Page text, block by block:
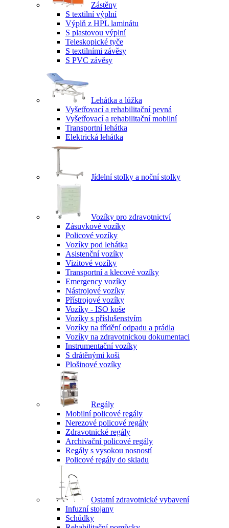
Zástěny
S textilní výplní
Výplň z HPL laminátu
S plastovou výplní
Teleskopické tyče
S textilními závěsy
S PVC závěsy
Lehátka a lůžka
Vyšetřovací a rehabilitační pevná
Vyšetřovací a rehabilitační mobilní
Transportní lehátka
Elektrická lehátka
Jídelní stolky a noční stolky
Vozíky pro zdravotnictví
Zásuvkové vozíky
Policové vozíky
Vozíky pod lehátka
Asistenční vozíky
Vizitové vozíky
Transportní a klecové vozíky
Emergency vozíky
Nástrojové vozíky
Přístrojové vozíky
Vozíky - ISO koše
Vozíky s příslušenstvím
Vozíky na třídění odpadu a prádla
Vozíky na zdravotnickou dokumentaci
Instrumentační vozíky
S drátěnými koši
Plošinové vozíky
Regály
Mobilní policové regály
Nerezové policové regály
Zdravotnické regály
Archivační policové regály
Regály s vysokou nosností
Policové regály do skladu
Ostatní zdravotnické vybavení
Infuzní stojany
Schůdky